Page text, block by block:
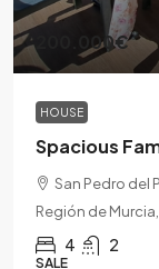
200.000€
HOUSE
Spacious
San Pedro del
Región de
4 2
SALE